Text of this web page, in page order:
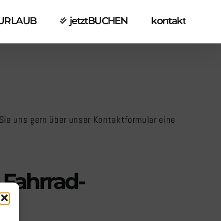
jetztBUCHEN kontakt
uns gern über unser Kontaktformular eine
Fahrrad-